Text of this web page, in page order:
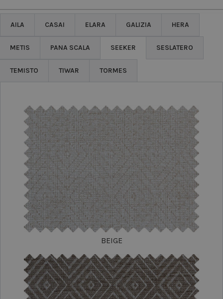
AILA CASAI ELARA GALIZIA HERA
METIS PANA SCALA SEEKER SESLATERO
TEMISTO TIWAR TORMES
BEIGE